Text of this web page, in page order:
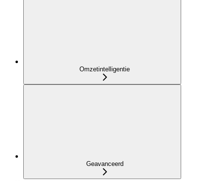
Omzetintelligentie
Geavanceerd